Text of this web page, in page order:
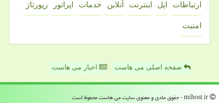
ارتباطات اپل اینترنت آنلاین خدمات اپراتور رپورتاژ
امنیت
صفحه اصلی می هاست اخبار می هاست